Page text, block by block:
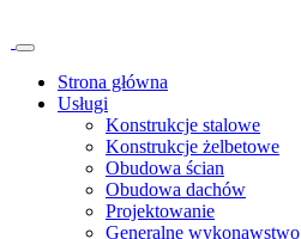
Strona główna
Usługi
Konstrukcje stalowe
Konstrukcje żelbetowe
Obudowa ścian
Obudowa dachów
Projektowanie
Generalne wykonawstwo